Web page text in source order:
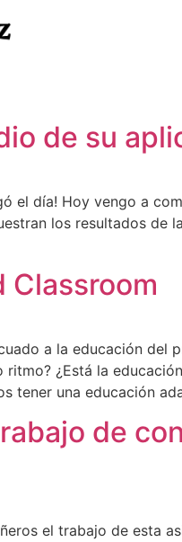
de su
el día! Hoy vengo a
los resultados
Classroom
a la educación
¿Está la
tener una educación
de
el trabajo de esta